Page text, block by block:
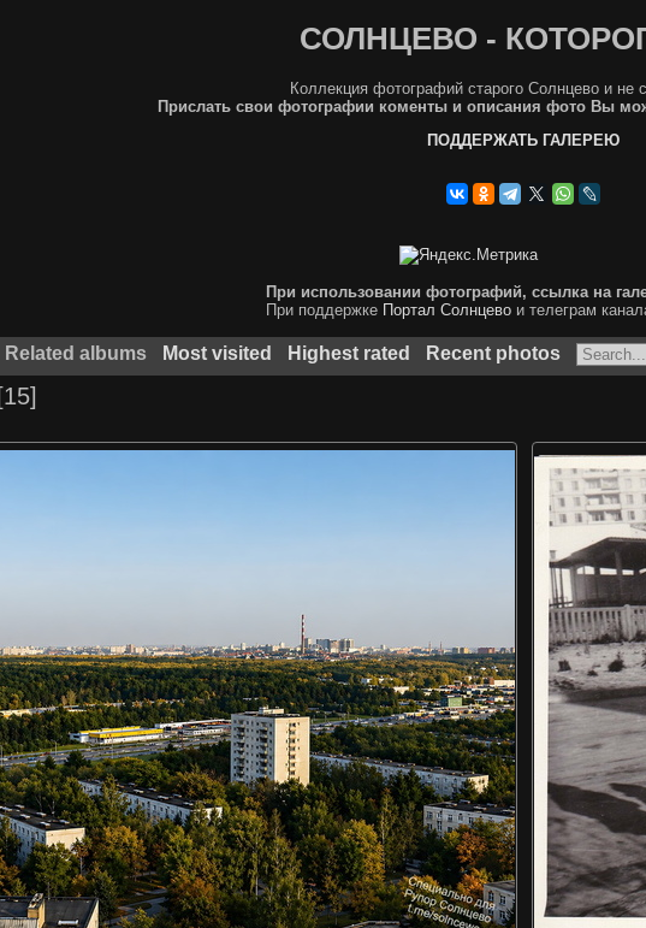
СОЛНЦЕВО -
Коллекция фотографий старого Солнцево и не
Прислать свои фотографии коменты и описания фото Вы
ПОДДЕРЖАТЬ ГАЛЕРЕЮ
При использовании фотографий, ссылка на
При поддержке Портал Солнцевои телеграм
Related albums Most visited Highest rated Recent photos
15